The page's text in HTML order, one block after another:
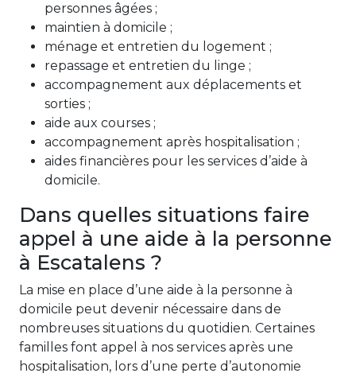
personnes âgées ;
maintien à domicile ;
ménage et entretien du logement ;
repassage et entretien du linge ;
accompagnement aux déplacements et
sorties ;
aide aux courses ;
accompagnement après hospitalisation ;
aides financières pour les services d’aide à
domicile.
Dans quelles situations faire
appel à une aide à la personne
à Escatalens ?
La mise en place d’une aide à la personne à
domicile peut devenir nécessaire dans de
nombreuses situations du quotidien. Certaines
familles font appel à nos services après une
hospitalisation, lors d’une perte d’autonomie